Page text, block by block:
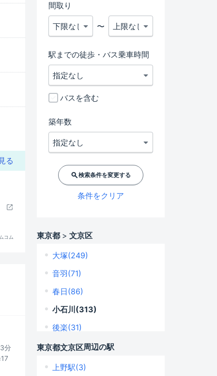
る
コム
分
17
間取り
〜
駅までの徒歩・バス乗車時間
バスを含む
築年数
検索条件を変更する
条件をクリア
東京都 文京区
大塚(249)
音羽(71)
春日(86)
小石川(313)
後楽(31)
小日向(104)
水道(95)
東京都文京区周辺の駅
上野駅(3)